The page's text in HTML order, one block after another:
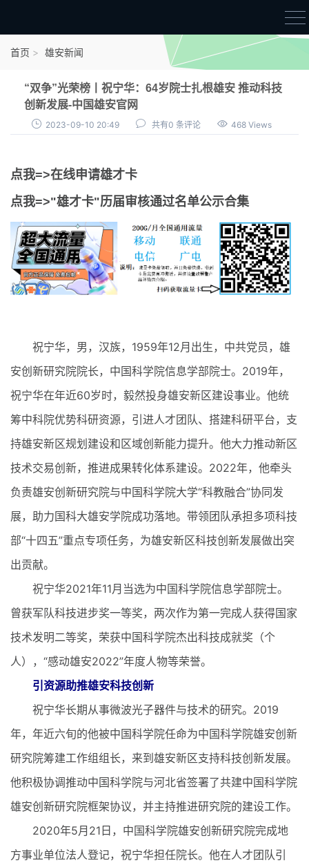
点我申领雄才卡
审核通过公示
首页 雄安新闻
“双争”光荣榜丨祝宁华：64岁院士扎根雄安 推动科技
创新发展-中国雄安官网
2023-09-10 20:49 共有0 条评论 468 Views
点我=>在线申请雄才卡
点我=>"雄才卡"历届审核通过名单公示合集
祝宁华，男，汉族，1959年12月出生，中共党员，雄
安创新研究院院长，中国科学院信息学部院士。2019年，
祝宁华在年近60岁时，毅然投身雄安新区建设事业。他统
筹中科院优势科研资源，引进人才团队、搭建科研平台，支
持雄安新区规划建设和区域创新能力提升。他大力推动新区
技术交易创新，推进成果转化体系建设。2022年，他牵头
负责雄安创新研究院与中国科学院大学“科教融合”协同发
展，助力国科大雄安学院成功落地。带领团队承担多项科技
部“十四五”重点专项任务，为雄安新区科技创新发展做出突
出贡献。
祝宁华2021年11月当选为中国科学院信息学部院士。
曾获军队科技进步奖一等奖，两次作为第一完成人获得国家
技术发明二等奖，荣获中国科学院杰出科技成就奖（个
人），“感动雄安2022”年度人物等荣誉。
引资源助推雄安科技创新
祝宁华长期从事微波光子器件与技术的研究。2019
年，年近六旬的他被中国科学院任命为中国科学院雄安创新
研究院筹建工作组组长，来到雄安新区支持科技创新发展。
他积极协调推动中国科学院与河北省签署了共建中国科学院
雄安创新研究院框架协议，并主持推进研究院的建设工作。
2020年5月21日，中国科学院雄安创新研究院完成地
方事业单位法人登记，祝宁华担任院长。他在人才团队引